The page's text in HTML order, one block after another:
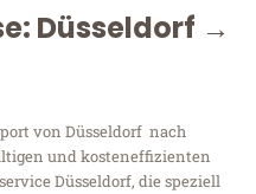
Düsseldorf →
von Düsseldorf nach
und kosteneffizienten
Düsseldorf, die speziell